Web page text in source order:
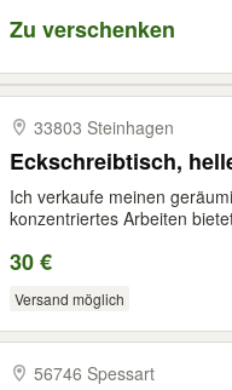
Zu verschenken
33803 Steinhagen
Eckschreibtisch,
Ich verkaufe meinen
konzentriertes Arbeiten
30 €
Versand möglich
56746 Spessart